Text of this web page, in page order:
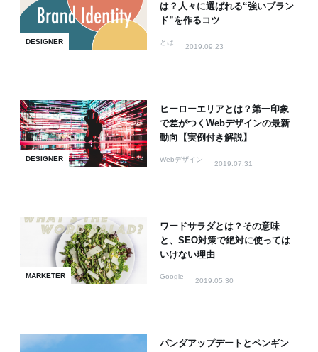
DESIGNER
は？人々に選ばれる“強いブラン
ド”を作るコツ
とは
2019.09.23
DESIGNER
ヒーローエリアとは？第一印象
で差がつくWebデザインの最新
動向【実例付き解説】
Webデザイン
2019.07.31
MARKETER
ワードサラダとは？その意味
と、SEO対策で絶対に使っては
いけない理由
Google
2019.05.30
パンダアップデートとペンギン